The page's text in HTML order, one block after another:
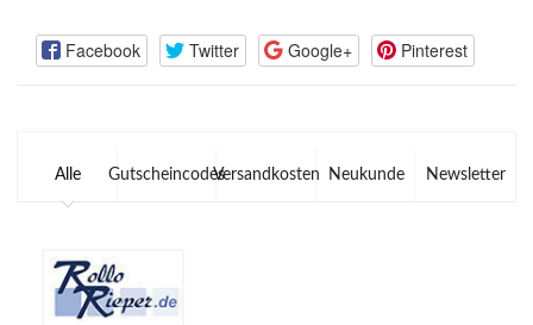
Facebook Twitter Google+ Pinterest
Alle GutscheincodesVersandkosten Neukunde Newsletter